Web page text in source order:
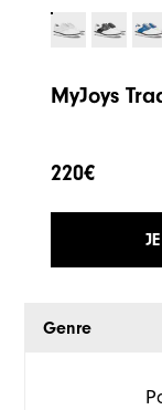
MyJoys
220€
Genre